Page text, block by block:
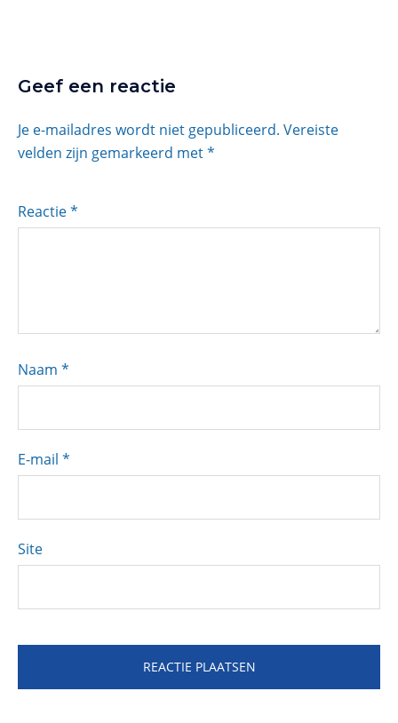
Geef een reactie
Je e-mailadres wordt niet gepubliceerd. Vereiste
velden zijn gemarkeerd met*
Reactie*
Naam *
E-mail *
Site